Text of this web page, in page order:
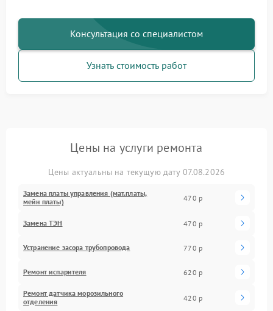
Консультация со специалистом
Узнать стоимость работ
Цены на услуги ремонта
Цены актуальны на текущую дату 07.08.2026
Замена платы управления (мат.платы,
мейн платы)
470 р
Замена ТЭН 470 р
Устранение засора трубопровода 770 р
Ремонт испарителя 620 р
Ремонт датчика морозильного
отделения
420 р